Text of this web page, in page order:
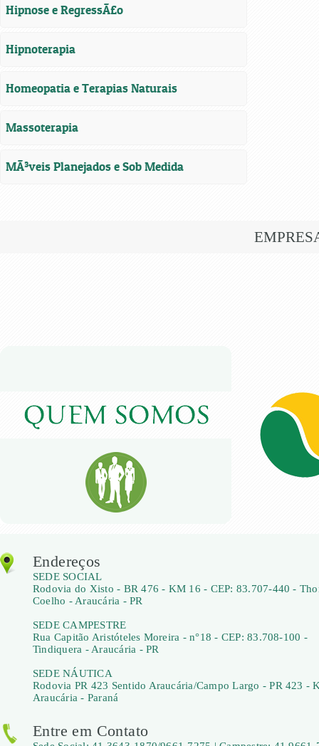
Hipnose e RegressÃ£o
Hipnoterapia
Homeopatia e Terapias Naturais
Massoterapia
MÃ³veis Planejados e Sob Medida
Endereços
SEDE SOCIAL
Rodovia do Xisto - BR 476 - KM 16 - CEP: 83.707-440 -
Coelho - Araucária - PR
SEDE CAMPESTRE
Rua Capitão Aristóteles Moreira - n°18 - CEP: 83.708-100 -
Tindiquera - Araucária - PR
SEDE NÁUTICA
Rodovia PR 423 Sentido Araucária/Campo Largo - PR 423 -
Araucária - Paraná
Entre em Contato